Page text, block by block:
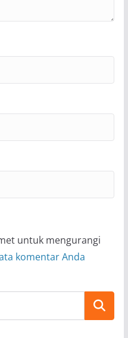
untuk mengurangi
komentar Anda